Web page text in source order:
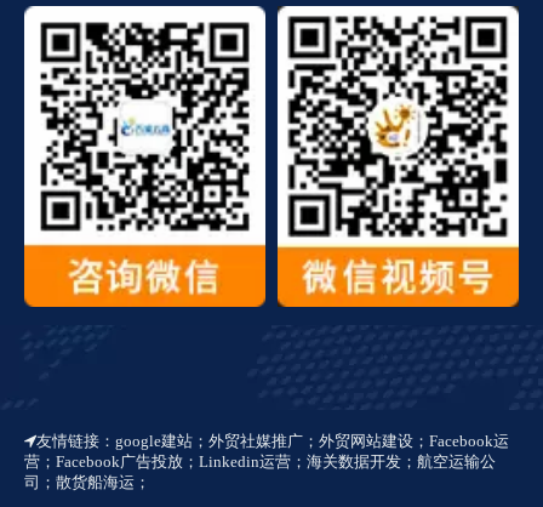
友情链接： google建站 ； 外贸社媒推广 ； 外贸网站建设 ； Facebook运
营 ； Facebook广告投放 ； Linkedin运营 ； 海关数据开发 ； 航空运输公
司 ； 散货船海运 ；